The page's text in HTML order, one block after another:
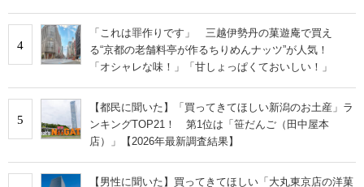
4
「これは罪作りです」 三越伊勢丹の菓遊庵で買え
る“京都の老舗料亭が作るちりめんナッツ”が人気！
「オシャレな味！」「甘しょっぱくておいしい！」
5
【都民に聞いた】「買ってきてほしい新潟のお土産」ラ
ンキングTOP21！ 第1位は「笹だんご（田中屋本
店）」【2026年最新調査結果】
【男性に聞いた】買ってきてほしい「大丸東京店の洋菓